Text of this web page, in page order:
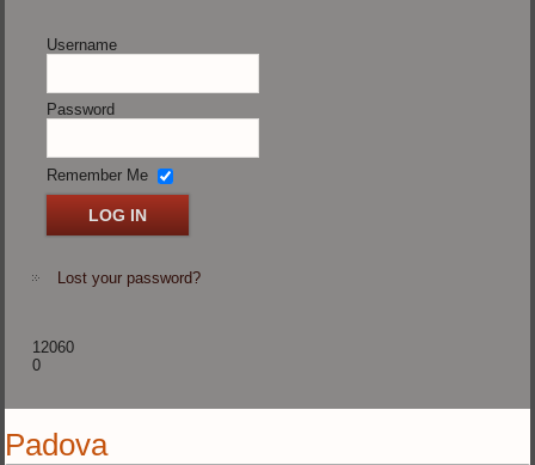
Username
Password
Remember Me
Lost your password?
12060
0
Padova